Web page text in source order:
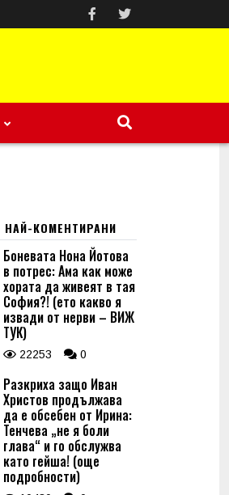
НАЙ-КОМЕНТИРАНИ
Боневата Нона Йотова
в потрес: Ама как може
хората да живеят в тая
София?! (ето какво я
извади от нерви – ВИЖ
ТУК)
22253 0
Разкриха защо Иван
Христов продължава
да е обсебен от Ирина:
Тенчева „не я боли
глава“ и го обслужва
като гейша! (още
подробности)